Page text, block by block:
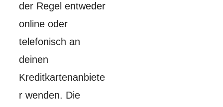
der Regel entweder
online oder
telefonisch an
deinen
Kreditkartenanbiete
r wenden. Die